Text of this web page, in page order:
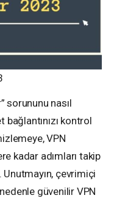
sorununu nasıl
kontrol
VPN
kadar adımları takip
çevrimiçi
güvenilir VPN